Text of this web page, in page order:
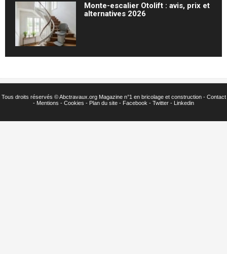
Monte-escalier Otolift : avis, prix et
alternatives 2026
Tous droits réservés ©Abctravaux.org Magazine n°1 en bricolage et construction - Contact
- Mentions - Cookies - Plan du site - Facebook - Twitter - Linkedin